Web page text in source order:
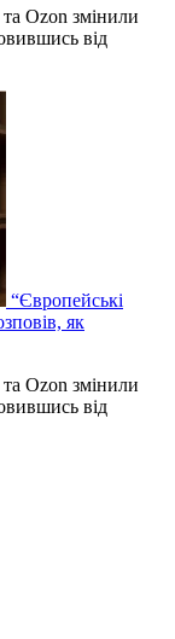
Ozon змінили
від
“Європейські
як
Ozon змінили
від